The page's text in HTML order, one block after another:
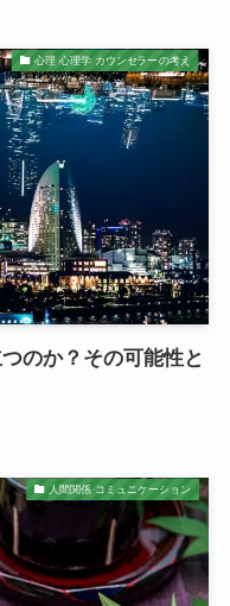
心理 心理学 カウンセラーの考え
のか？その可能性と
人間関係 コミュニケーション